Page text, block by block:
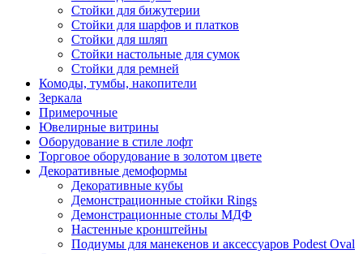
Стойки для бижутерии
Стойки для шарфов и платков
Стойки для шляп
Стойки настольные для сумок
Стойки для ремней
Комоды, тумбы, накопители
Зеркала
Примерочные
Ювелирные витрины
Оборудование в стиле лофт
Торговое оборудование в золотом цвете
Декоративные демоформы
Декоративные кубы
Демонстрационные стойки Rings
Демонстрационные столы МДФ
Настенные кронштейны
Подиумы для манекенов и аксессуаров Podest Oval